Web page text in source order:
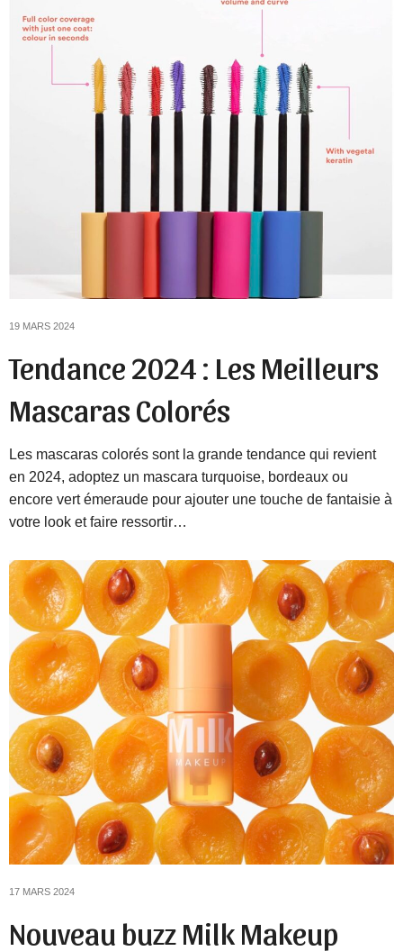
19 MARS 2024
Tendance 2024 : Les Meilleurs
Mascaras Colorés
Les mascaras colorés sont la grande tendance qui revient
en 2024, adoptez un mascara turquoise, bordeaux ou
encore vert émeraude pour ajouter une touche de fantaisie à
votre look et faire ressortir…
17 MARS 2024
Nouveau buzz Milk Makeup